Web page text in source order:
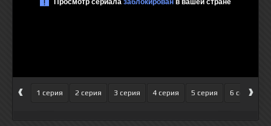
‹ 1 серия 2 серия 3 серия 4 серия 5 серия 6 серия
›